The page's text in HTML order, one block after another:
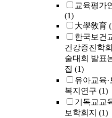
교육평가
(1)
大學敎育
한국보건
건강증진학
술대회 발표
집 (1)
유아교육·
복지연구 (1)
기독교교
보학회지 (1)